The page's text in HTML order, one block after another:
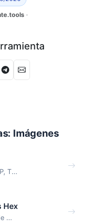
·
Imágenes
T...
Hex
...